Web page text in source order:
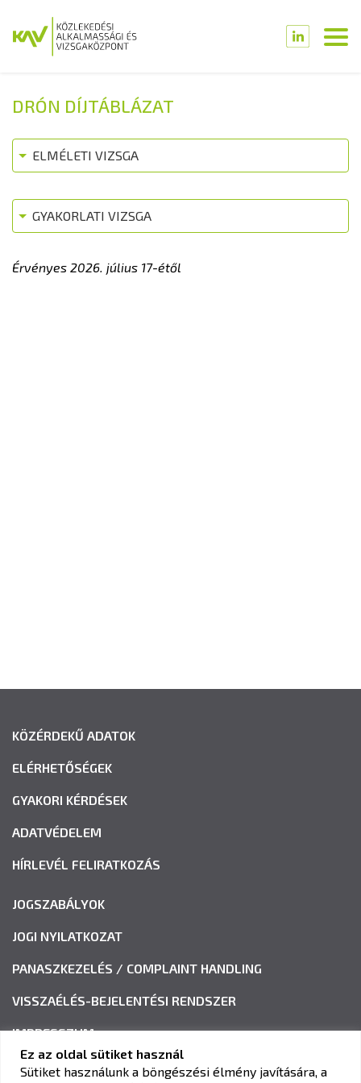
DRÓN DÍJTÁBLÁZAT
ELMÉLETI VIZSGA
GYAKORLATI VIZSGA
Érvényes 2026. július 17-étől
KÖZÉRDEKŰ ADATOK
ELÉRHETŐSÉGEK
GYAKORI KÉRDÉSEK
ADATVÉDELEM
HÍRLEVÉL FELIRATKOZÁS
JOGSZABÁLYOK
JOGI NYILATKOZAT
PANASZKEZELÉS / COMPLAINT HANDLING
VISSZAÉLÉS-BEJELENTÉSI RENDSZER
IMPRESSZUM
Ez az oldal sütiket használ
Sütiket használunk a böngészési élmény javítására, a